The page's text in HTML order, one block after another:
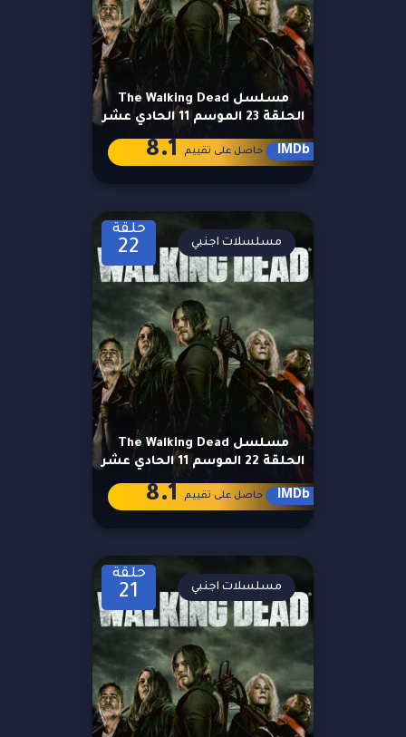
مسلسل The Walking Dead
الحلقة 23 الموسم 11 الحادي عشر
IMDb حاصل على تقييم 8.1
حلقة
22
مسلسل The Walking Dead
الحلقة 22 الموسم 11 الحادي عشر
مسلسلات اجنبي
IMDb حاصل على تقييم 8.1
حلقة
21 مسلسلات اجنبي